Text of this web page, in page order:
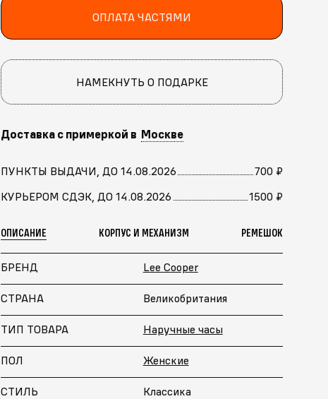
ОПЛАТА ЧАСТЯМИ
НАМЕКНУТЬ О ПОДАРКЕ
Доставка с примеркой в Москве
ПУНКТЫ ВЫДАЧИ, ДО 14.08.2026
700 ₽
КУРЬЕРОМ СДЭК, ДО 14.08.2026
1500 ₽
ОПИСАНИЕ КОРПУС И МЕХАНИЗМ РЕМЕШОК
БРЕНД Lee Cooper
СТРАНА Великобритания
ТИП ТОВАРА Наручные часы
ПОЛ Женские
СТИЛЬ Классика